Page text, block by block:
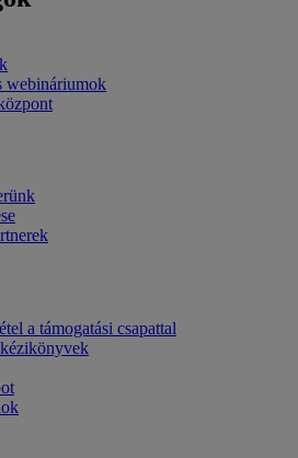
webináriumok
a támogatási csapattal